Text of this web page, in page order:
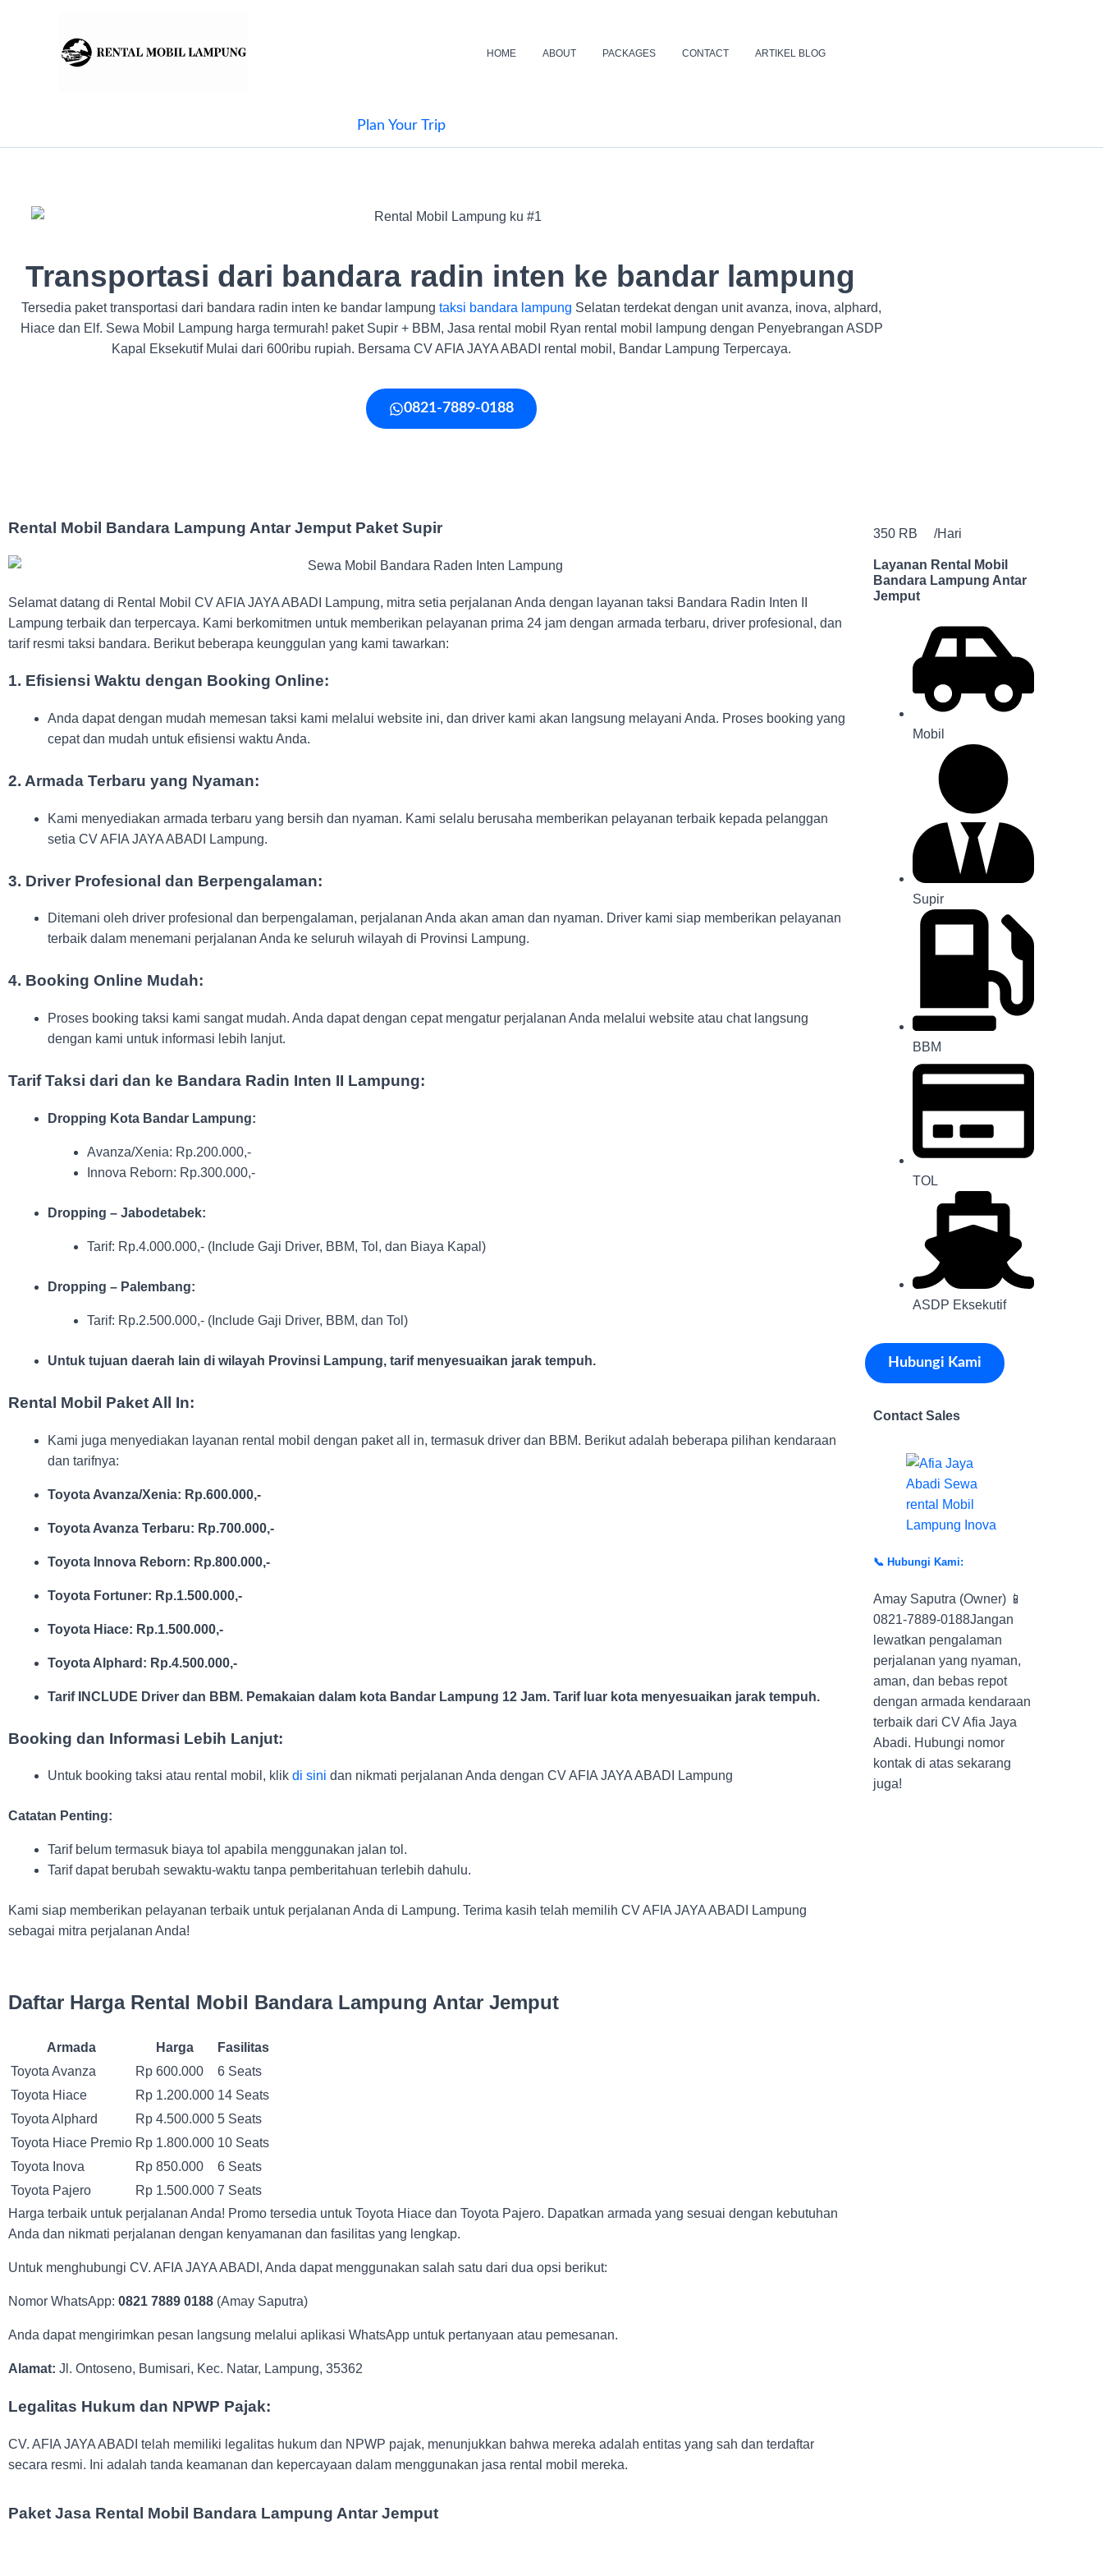
HOME ABOUT PACKAGES CONTACT ARTIKEL BLOG
Plan Your Trip
Transportasi dari bandara radin inten ke bandar lampung
Tersedia paket transportasi dari bandara radin inten ke bandar lampung taksi bandara lampung Selatan terdekat dengan unit avanza, inova, alphard,
Hiace dan Elf. Sewa Mobil Lampung harga termurah! paket Supir + BBM, Jasa rental mobil Ryan rental mobil lampung dengan Penyebrangan ASDP
Kapal Eksekutif Mulai dari 600ribu rupiah. Bersama CV AFIA JAYA ABADI rental mobil, Bandar Lampung Terpercaya.
0821-7889-0188
Rental Mobil Bandara Lampung Antar Jemput Paket Supir
Selamat datang di Rental Mobil CV AFIA JAYA ABADI Lampung, mitra setia perjalanan Anda dengan layanan taksi Bandara Radin Inten II
Lampung terbaik dan terpercaya. Kami berkomitmen untuk memberikan pelayanan prima 24 jam dengan armada terbaru, driver profesional, dan
tarif resmi taksi bandara. Berikut beberapa keunggulan yang kami tawarkan:
1. Efisiensi Waktu dengan Booking Online:
Anda dapat dengan mudah memesan taksi kami melalui website ini, dan driver kami akan langsung melayani Anda. Proses booking yang
cepat dan mudah untuk efisiensi waktu Anda.
2. Armada Terbaru yang Nyaman:
Kami menyediakan armada terbaru yang bersih dan nyaman. Kami selalu berusaha memberikan pelayanan terbaik kepada pelanggan
setia CV AFIA JAYA ABADI Lampung.
3. Driver Profesional dan Berpengalaman:
Ditemani oleh driver profesional dan berpengalaman, perjalanan Anda akan aman dan nyaman. Driver kami siap memberikan pelayanan
terbaik dalam menemani perjalanan Anda ke seluruh wilayah di Provinsi Lampung.
4. Booking Online Mudah:
Proses booking taksi kami sangat mudah. Anda dapat dengan cepat mengatur perjalanan Anda melalui website atau chat langsung
dengan kami untuk informasi lebih lanjut.
Tarif Taksi dari dan ke Bandara Radin Inten II Lampung:
Dropping Kota Bandar Lampung:
Avanza/Xenia: Rp.200.000,-
Innova Reborn: Rp.300.000,-
Dropping – Jabodetabek:
Tarif: Rp.4.000.000,- (Include Gaji Driver, BBM, Tol, dan Biaya Kapal)
Dropping – Palembang:
Tarif: Rp.2.500.000,- (Include Gaji Driver, BBM, dan Tol)
Untuk tujuan daerah lain di wilayah Provinsi Lampung, tarif menyesuaikan jarak tempuh.
Rental Mobil Paket All In:
Kami juga menyediakan layanan rental mobil dengan paket all in, termasuk driver dan BBM. Berikut adalah beberapa pilihan kendaraan
dan tarifnya:
Toyota Avanza/Xenia: Rp.600.000,-
Toyota Avanza Terbaru: Rp.700.000,-
Toyota Innova Reborn: Rp.800.000,-
Toyota Fortuner: Rp.1.500.000,-
Toyota Hiace: Rp.1.500.000,-
Toyota Alphard: Rp.4.500.000,-
Tarif INCLUDE Driver dan BBM. Pemakaian dalam kota Bandar Lampung 12 Jam. Tarif luar kota menyesuaikan jarak tempuh.
Booking dan Informasi Lebih Lanjut:
Untuk booking taksi atau rental mobil, klik di sini dan nikmati perjalanan Anda dengan CV AFIA JAYA ABADI Lampung
Catatan Penting:
Tarif belum termasuk biaya tol apabila menggunakan jalan tol.
Tarif dapat berubah sewaktu-waktu tanpa pemberitahuan terlebih dahulu.
Kami siap memberikan pelayanan terbaik untuk perjalanan Anda di Lampung. Terima kasih telah memilih CV AFIA JAYA ABADI Lampung
sebagai mitra perjalanan Anda!
Daftar Harga Rental Mobil Bandara Lampung Antar Jemput
Armada Harga
Fasilitas
Toyota Avanza
Rp 600.000
6 Seats
Toyota Hiace
Rp 1.200.000 14 Seats
Toyota Alphard
Rp 4.500.000 5 Seats
Toyota Hiace Premio Rp 1.800.000 10 Seats
Toyota Inova
Rp 850.000
6 Seats
Toyota Pajero
Rp 1.500.000 7 Seats
Harga terbaik untuk perjalanan Anda! Promo tersedia untuk Toyota Hiace dan Toyota Pajero. Dapatkan armada yang sesuai dengan kebutuhan
Anda dan nikmati perjalanan dengan kenyamanan dan fasilitas yang lengkap.
Untuk menghubungi CV. AFIA JAYA ABADI, Anda dapat menggunakan salah satu dari dua opsi berikut:
Nomor WhatsApp: 0821 7889 0188 (Amay Saputra)
Anda dapat mengirimkan pesan langsung melalui aplikasi WhatsApp untuk pertanyaan atau pemesanan.
Alamat: Jl. Ontoseno, Bumisari, Kec. Natar, Lampung, 35362
Legalitas Hukum dan NPWP Pajak:
CV. AFIA JAYA ABADI telah memiliki legalitas hukum dan NPWP pajak, menunjukkan bahwa mereka adalah entitas yang sah dan terdaftar
secara resmi. Ini adalah tanda keamanan dan kepercayaan dalam menggunakan jasa rental mobil mereka.
Paket Jasa Rental Mobil Bandara Lampung Antar Jemput
350 RB /Hari
Layanan Rental Mobil
Bandara Lampung Antar
Jemput
Mobil
Supir
BBM
TOL
ASDP Eksekutif
Hubungi Kami
Contact Sales
📞 Hubungi Kami:
Amay Saputra (Owner) 📱
0821-7889-0188Jangan
lewatkan pengalaman
perjalanan yang nyaman,
aman, dan bebas repot
dengan armada kendaraan
terbaik dari CV Afia Jaya
Abadi. Hubungi nomor
kontak di atas sekarang
juga!